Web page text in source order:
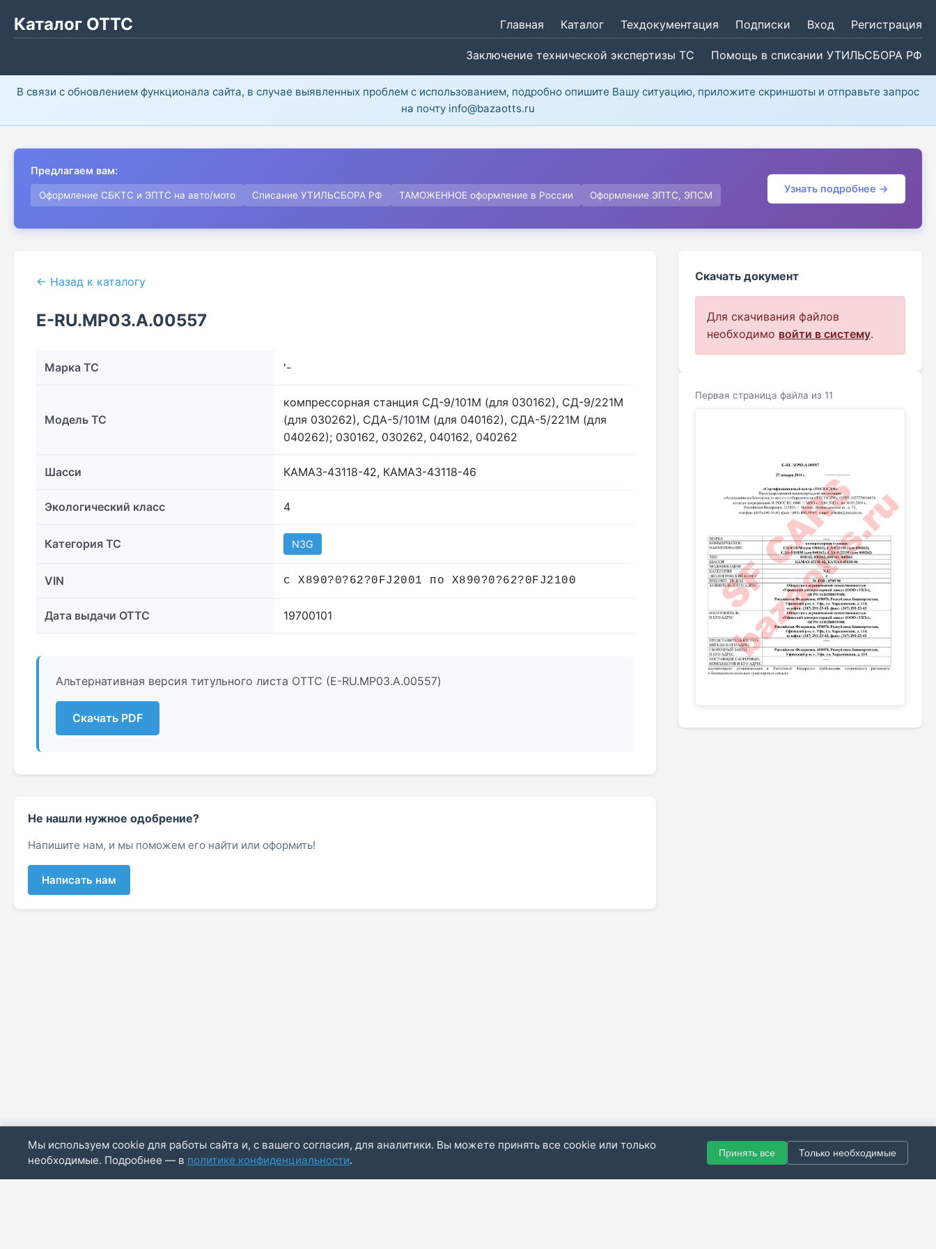
Каталог ОТТС Главная Каталог Техдокументация Подписки Вход Регистрация
Заключение технической экспертизы ТС Помощь в списании УТИЛЬСБОРА РФ
В связи с обновлением функционала сайта, в случае выявленных проблем с использованием, подробно опишите Вашу ситуацию, приложите скриншоты и отправьте запрос
на почту info@bazaotts.ru
Предлагаем вам:
Оформление СБКТС и ЭПТС на авто/мото Списание УТИЛЬСБОРА РФ ТАМОЖЕННОЕ оформление в России Оформление ЭПТС, ЭПСМ
Узнать подробнее →
← Назад к каталогу
E-RU.МР03.A.00557
Марка ТС '-
Модель ТС
компрессорная станция СД-9/101М (для 030162), СД-9/221М
(для 030262), СДА-5/101М (для 040162), СДА-5/221М (для
040262); 030162, 030262, 040162, 040262
Шасси КАМАЗ-43118-42, КАМАЗ-43118-46
Экологический класс 4
Категория ТС N3G
VIN с X890?0?62?0FJ2001 по X890?0?62?0FJ2100
Дата выдачи ОТТС 19700101
Альтернативная версия титульного листа ОТТС (E-RU.МР03.A.00557)
Скачать PDF
Скачать документ
Для скачивания файлов
необходимо войти в систему.
Первая страница файла из 11
Не нашли нужное одобрение?
Напишите нам, и мы поможем его найти или оформить!
Написать нам
Мы используем cookie для работы сайта и, с вашего согласия, для аналитики. Вы можете принять все cookie или только
необходимые. Подробнее — в политике конфиденциальности.
Принять все Только необходимые